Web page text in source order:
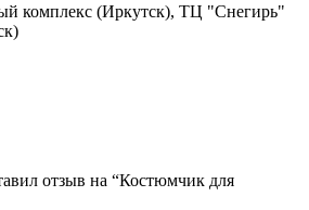
комплекс (Иркутск), ТЦ "Снегирь"
отзыв на “Костюмчик для